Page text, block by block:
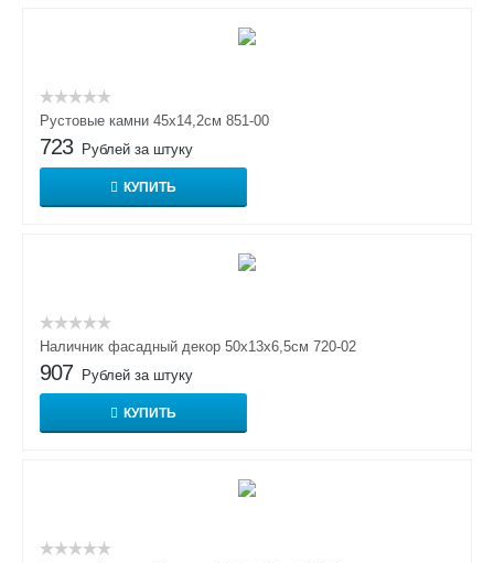
Рустовые камни 45х14,2см 851-00
723 Рублей за штуку
КУПИТЬ
Наличник фасадный декор 50х13х6,5см 720-02
907 Рублей за штуку
КУПИТЬ